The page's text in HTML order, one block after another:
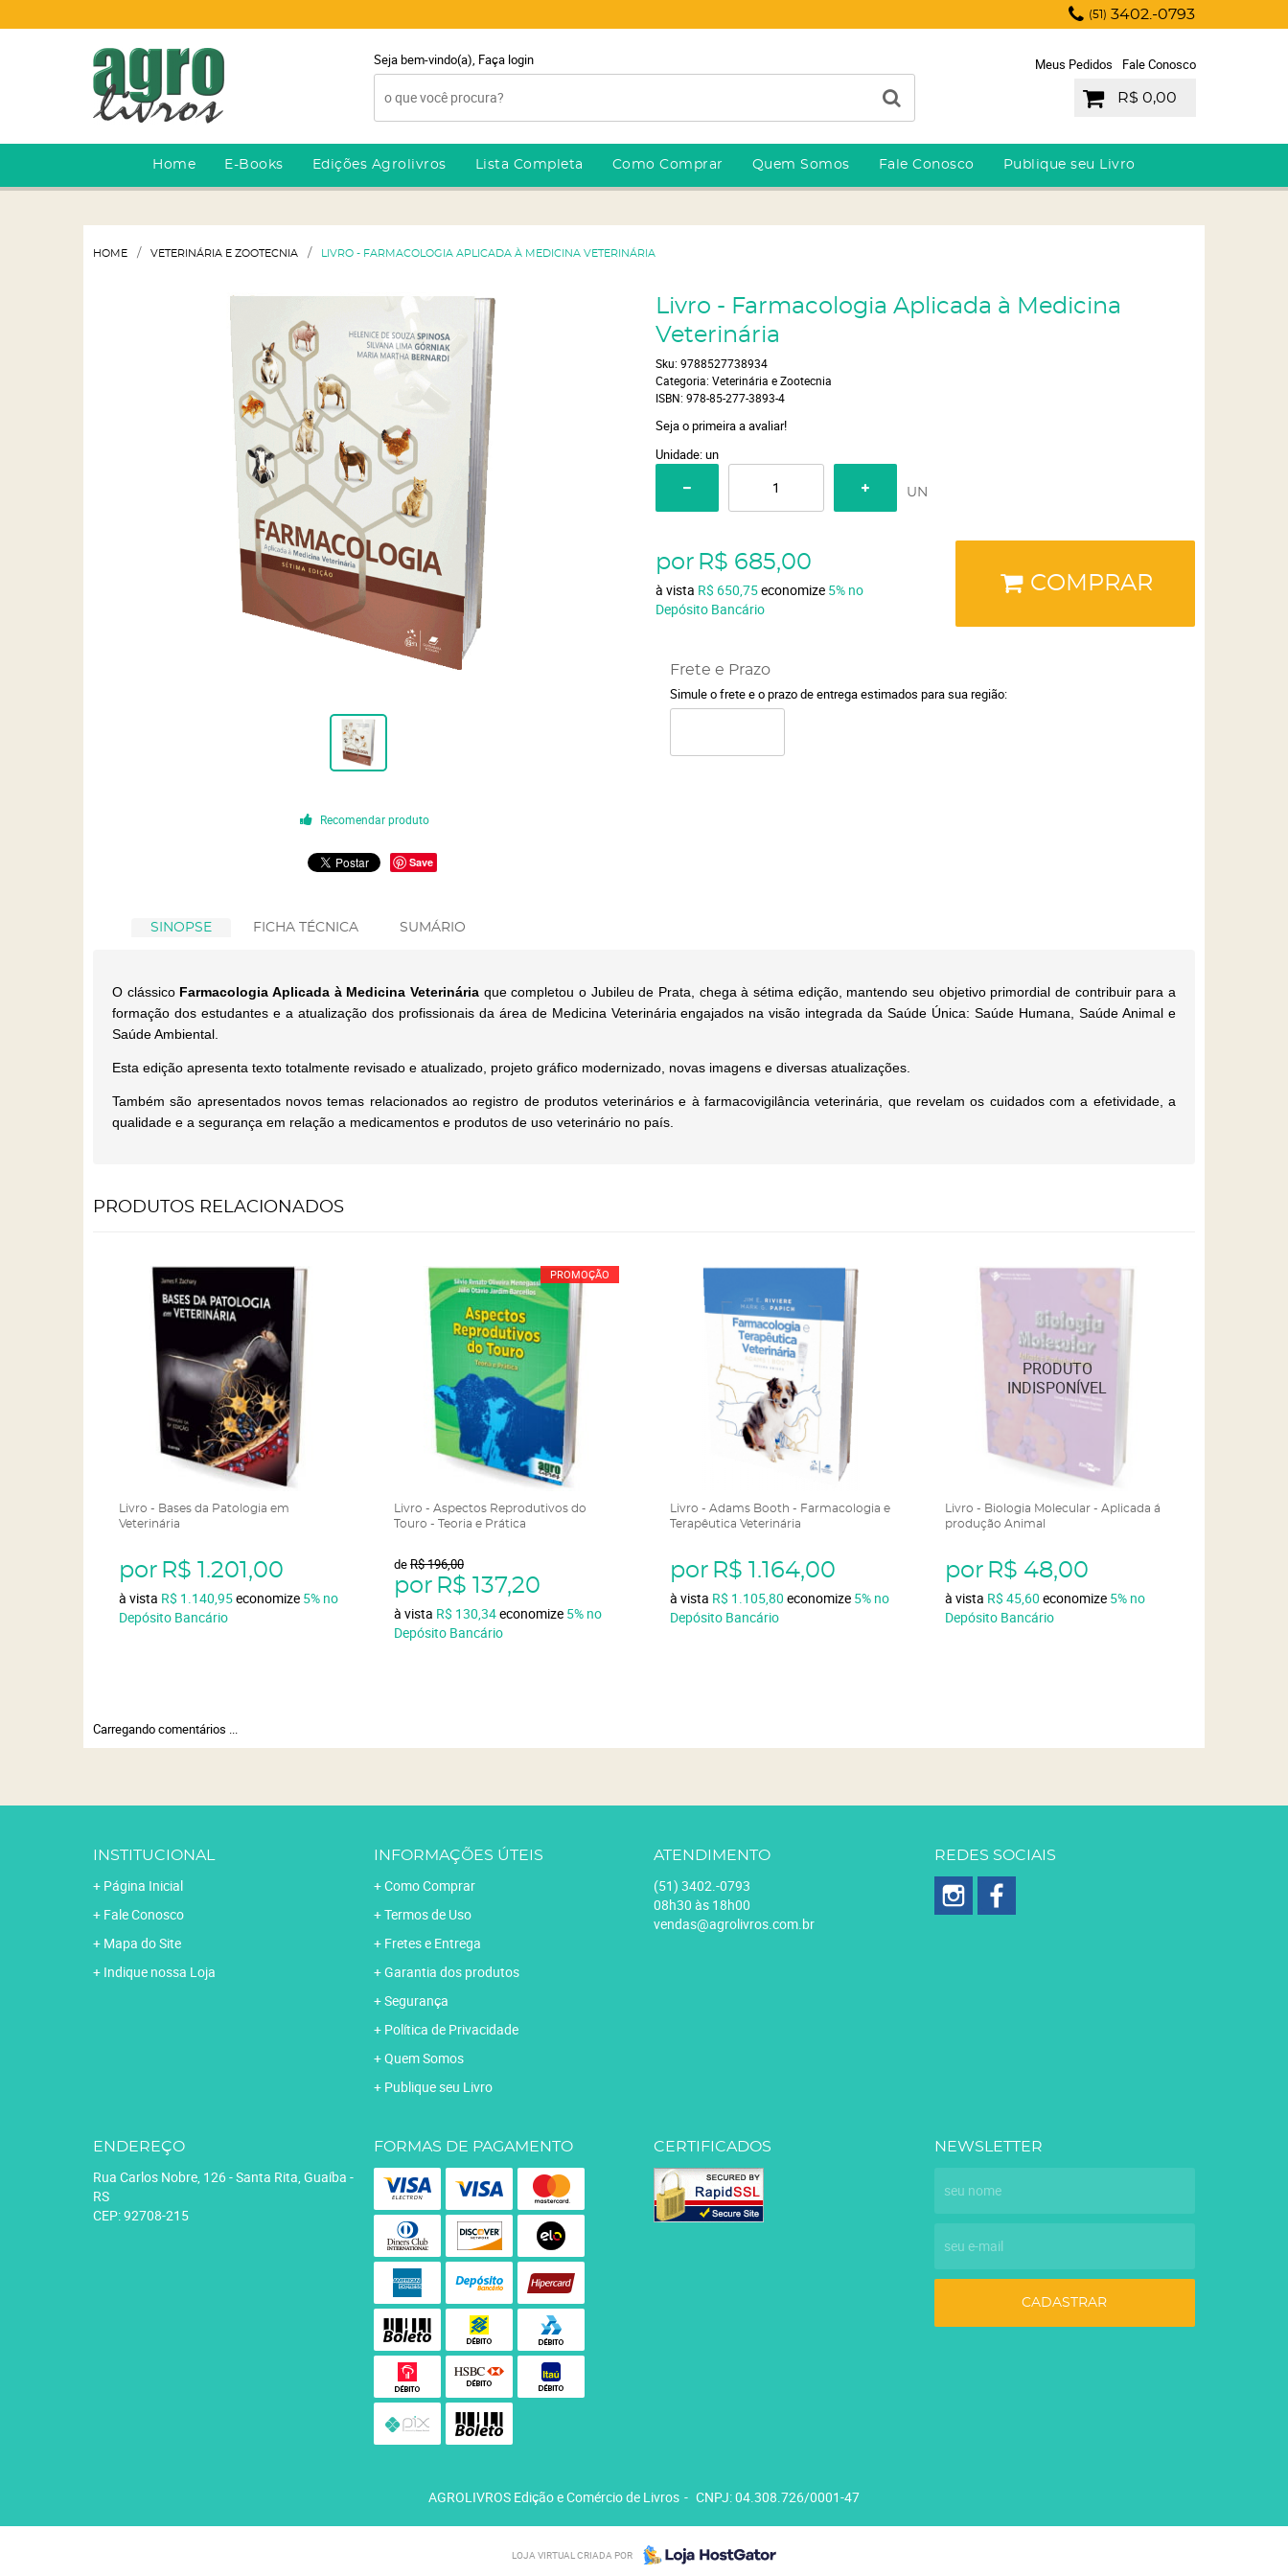
(51) 3402.-0793
Seja bem-vindo(a), Faça login Meus Pedidos Fale Conosco
R$ 0,00
Home E-Books Edições Agrolivros Lista Completa Como Comprar Quem Somos Fale Conosco Publique seu Livro
HOME VETERINÁRIA E ZOOTECNIA LIVRO - FARMACOLOGIA APLICADA À MEDICINA VETERINÁRIA
Recomendar produto
Save
Livro - Farmacologia Aplicada à Medicina
Veterinária
Sku: 9788527738934
Categoria: Veterinária e Zootecnia
ISBN: 978-85-277-3893-4
Seja o primeira a avaliar!
Unidade: un
UN
por R$ 685,00
à vista R$ 650,75economize 5% no
Depósito Bancário
COMPRAR
Frete e Prazo
Simule o frete e o prazo de entrega estimados para sua região:
SINOPSE FICHA TÉCNICA SUMÁRIO
O clássico Farmacologia Aplicada à Medicina Veterinária que completou o Jubileu de Prata, chega à sétima edição, mantendo seu objetivo primordial de contribuir para a
formação dos estudantes e a atualização dos profissionais da área de Medicina Veterinária engajados na visão integrada da Saúde Única: Saúde Humana, Saúde Animal e
Saúde Ambiental.
Esta edição apresenta texto totalmente revisado e atualizado, projeto gráfico modernizado, novas imagens e diversas atualizações.
Também são apresentados novos temas relacionados ao registro de produtos veterinários e à farmacovigilância veterinária, que revelam os cuidados com a efetividade, a
qualidade e a segurança em relação a medicamentos e produtos de uso veterinário no país.
PRODUTOS RELACIONADOS
Livro - Bases da Patologia em
Veterinária
por R$ 1.201,00
à vista R$ 1.140,95economize 5% no
Depósito Bancário
PROMOÇÃO
Livro - Aspectos Reprodutivos do
Touro - Teoria e Prática
deR$ 196,00
por R$ 137,20
à vista R$ 130,34economize 5% no
Depósito Bancário
Livro - Adams Booth - Farmacologia e
Terapêutica Veterinária
por R$ 1.164,00
à vista R$ 1.105,80 economize 5% no
Depósito Bancário
Livro - Biologia Molecular - Aplicada á
produção Animal
por R$ 48,00
à vista R$ 45,60 economize 5% no
Depósito Bancário
Carregando comentários ...
INSTITUCIONAL
Página Inicial
Fale Conosco
Mapa do Site
Indique nossa Loja
INFORMAÇÕES ÚTEIS
Como Comprar
Termos de Uso
Fretes e Entrega
Garantia dos produtos
Segurança
Política de Privacidade
Quem Somos
Publique seu Livro
ATENDIMENTO
(51) 3402.-0793
08h30 às 18h00
vendas@agrolivros.com.br
REDES SOCIAIS
ENDEREÇO
Rua Carlos Nobre, 126-Santa Rita, Guaíba -
RS
CEP: 92708-215
FORMAS DE PAGAMENTO CERTIFICADOS NEWSLETTER
CADASTRAR
AGROLIVROS Edição e Comércio de Livros CNPJ: 04.308.726/0001-47
LOJA VIRTUAL CRIADA POR